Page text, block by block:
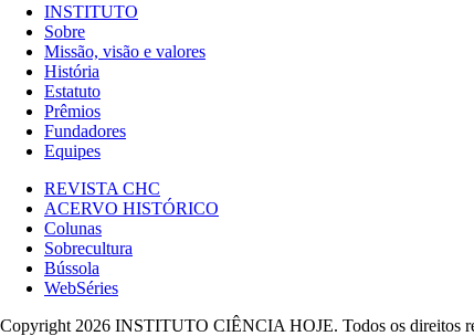
INSTITUTO
Sobre
Missão, visão e valores
História
Estatuto
Prêmios
Fundadores
Equipes
REVISTA CHC
ACERVO HISTÓRICO
Colunas
Sobrecultura
Bússola
WebSéries
Copyright 2026 INSTITUTO CIÊNCIA HOJE. Todos os direitos